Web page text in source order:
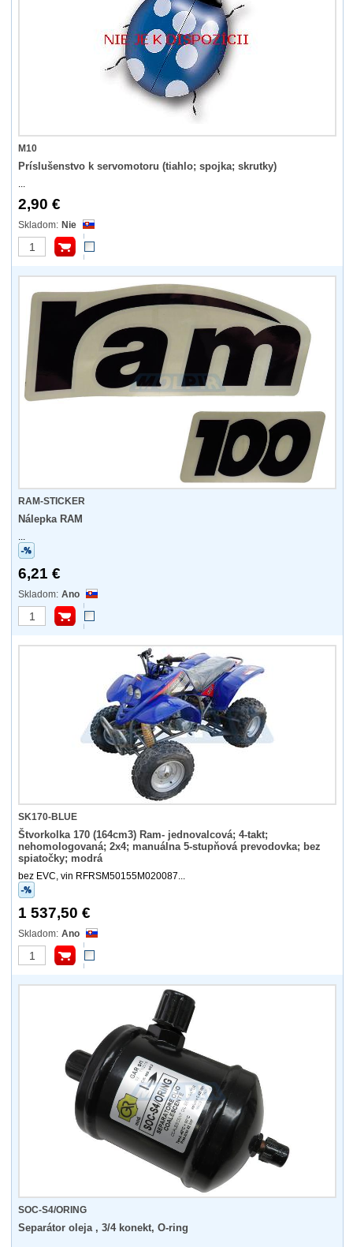
M10
Príslušenstvo k servomotoru (tiahlo; spojka; skrutky)
...
2,90 €
Nie
RAM-STICKER
Nálepka RAM
...
6,21 €
Ano
SK170-BLUE
Štvorkolka 170 (164cm3) Ram- jednovalcová; 4-takt;
nehomologovaná; 2x4; manuálna 5-stupňová prevodovka; bez
spiatočky; modrá
bez EVC, vin RFRSM50155M020087...
1 537,50 €
Ano
SOC-S4/ORING
Separátor oleja , 3/4 konekt, O-ring